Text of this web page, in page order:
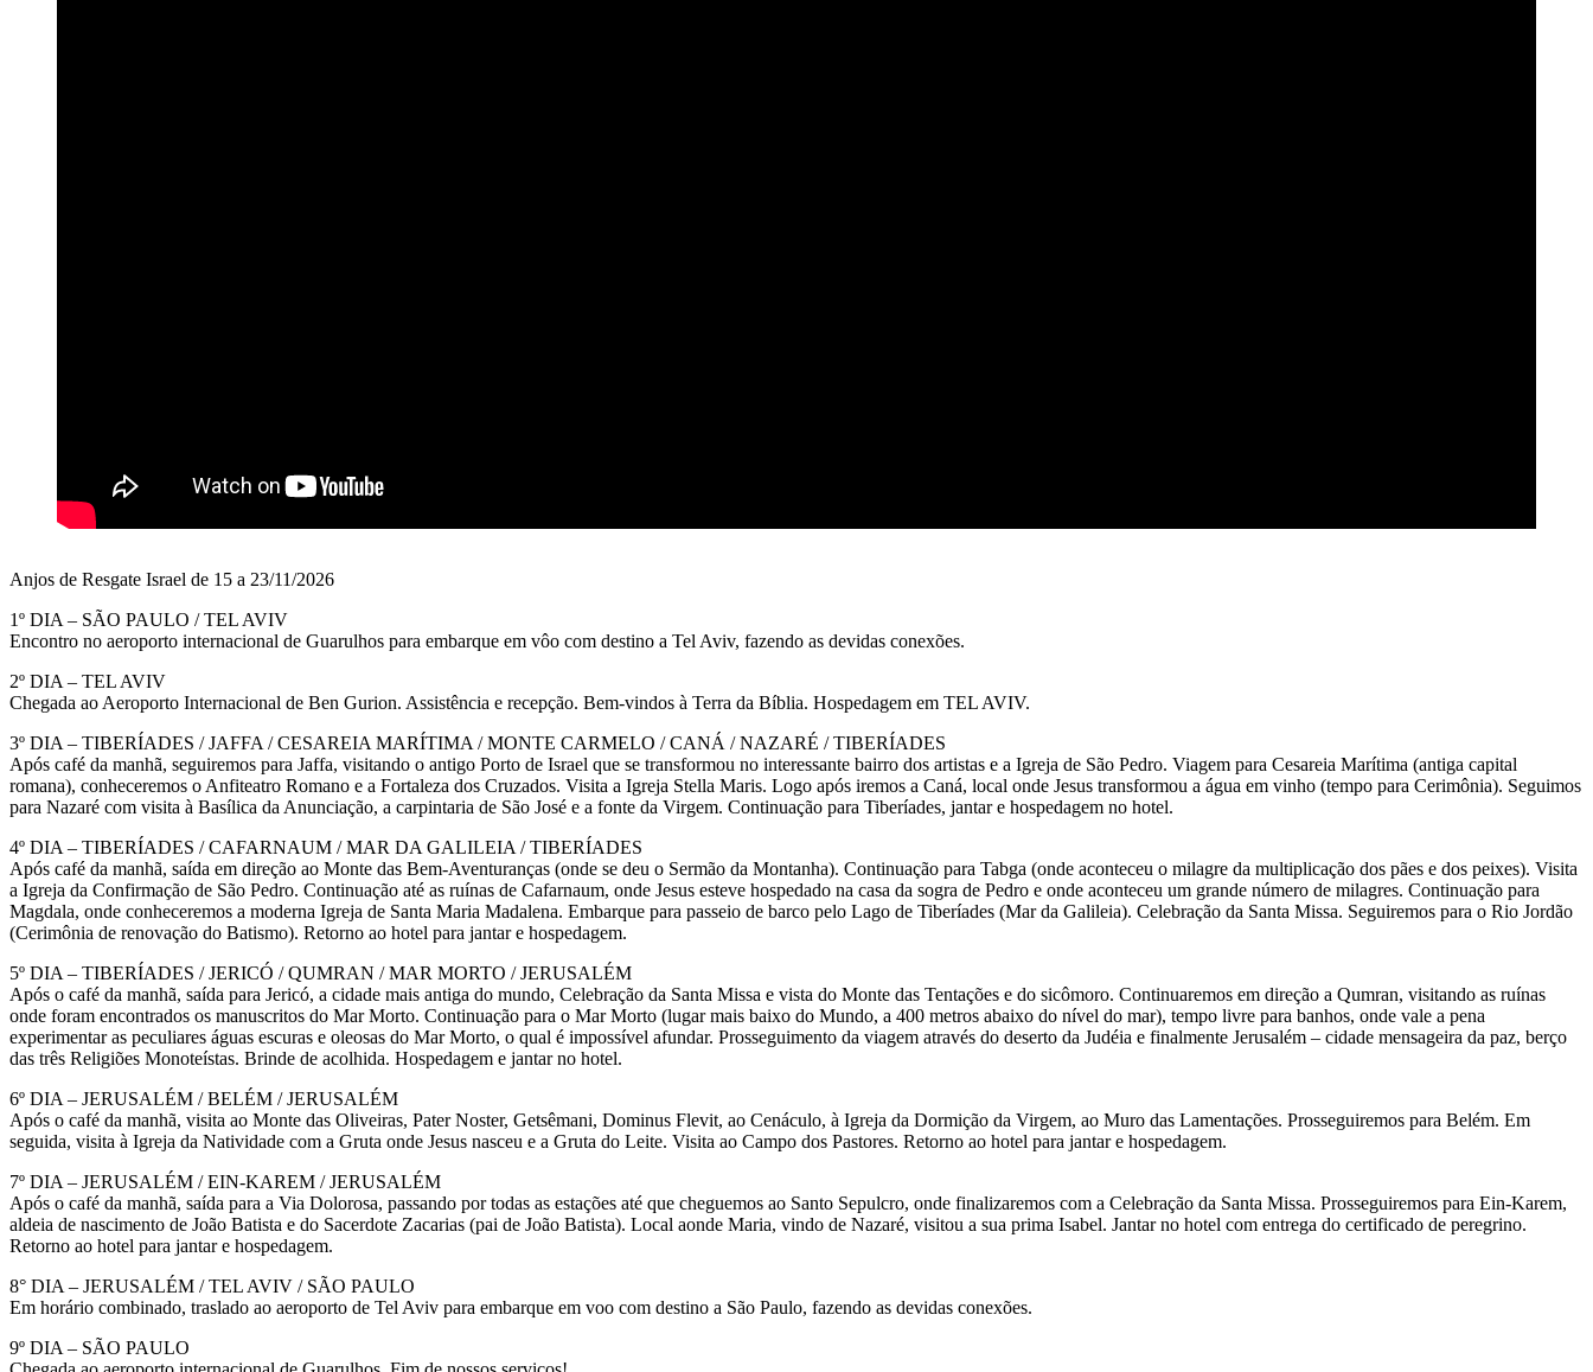
Anjos de Resgate Israel de 15 a 23/11/2026
1º DIA – SÃO PAULO / TEL AVIV
Encontro no aeroporto internacional de Guarulhos para embarque em vôo com destino a Tel Aviv, fazendo as devidas conexões.
2º DIA – TEL AVIV
Chegada ao Aeroporto Internacional de Ben Gurion. Assistência e recepção. Bem-vindos à Terra da Bíblia. Hospedagem em TEL AVIV.
3º DIA – TIBERÍADES / JAFFA / CESAREIA MARÍTIMA / MONTE CARMELO / CANÁ / NAZARÉ / TIBERÍADES
Após café da manhã, seguiremos para Jaffa, visitando o antigo Porto de Israel que se transformou no interessante bairro dos artistas e a Igreja de São Pedro. Viagem para Cesareia Marítima (antiga capital
romana), conheceremos o Anfiteatro Romano e a Fortaleza dos Cruzados. Visita a Igreja Stella Maris. Logo após iremos a Caná, local onde Jesus transformou a água em vinho (tempo para Cerimônia). Seguimos
para Nazaré com visita à Basílica da Anunciação, a carpintaria de São José e a fonte da Virgem. Continuação para Tiberíades, jantar e hospedagem no hotel.
4º DIA – TIBERÍADES / CAFARNAUM / MAR DA GALILEIA / TIBERÍADES
Após café da manhã, saída em direção ao Monte das Bem-Aventuranças (onde se deu o Sermão da Montanha). Continuação para Tabga (onde aconteceu o milagre da multiplicação dos pães e dos peixes). Visita
a Igreja da Confirmação de São Pedro. Continuação até as ruínas de Cafarnaum, onde Jesus esteve hospedado na casa da sogra de Pedro e onde aconteceu um grande número de milagres. Continuação para
Magdala, onde conheceremos a moderna Igreja de Santa Maria Madalena. Embarque para passeio de barco pelo Lago de Tiberíades (Mar da Galileia). Celebração da Santa Missa. Seguiremos para o Rio Jordão
(Cerimônia de renovação do Batismo). Retorno ao hotel para jantar e hospedagem.
5º DIA – TIBERÍADES / JERICÓ / QUMRAN / MAR MORTO / JERUSALÉM
Após o café da manhã, saída para Jericó, a cidade mais antiga do mundo, Celebração da Santa Missa e vista do Monte das Tentações e do sicômoro. Continuaremos em direção a Qumran, visitando as ruínas
onde foram encontrados os manuscritos do Mar Morto. Continuação para o Mar Morto (lugar mais baixo do Mundo, a 400 metros abaixo do nível do mar), tempo livre para banhos, onde vale a pena
experimentar as peculiares águas escuras e oleosas do Mar Morto, o qual é impossível afundar. Prosseguimento da viagem através do deserto da Judéia e finalmente Jerusalém – cidade mensageira da paz, berço
das três Religiões Monoteístas. Brinde de acolhida. Hospedagem e jantar no hotel.
6º DIA – JERUSALÉM / BELÉM / JERUSALÉM
Após o café da manhã, visita ao Monte das Oliveiras, Pater Noster, Getsêmani, Dominus Flevit, ao Cenáculo, à Igreja da Dormição da Virgem, ao Muro das Lamentações. Prosseguiremos para Belém. Em
seguida, visita à Igreja da Natividade com a Gruta onde Jesus nasceu e a Gruta do Leite. Visita ao Campo dos Pastores. Retorno ao hotel para jantar e hospedagem.
7º DIA – JERUSALÉM / EIN-KAREM / JERUSALÉM
Após o café da manhã, saída para a Via Dolorosa, passando por todas as estações até que cheguemos ao Santo Sepulcro, onde finalizaremos com a Celebração da Santa Missa. Prosseguiremos para Ein-Karem,
aldeia de nascimento de João Batista e do Sacerdote Zacarias (pai de João Batista). Local aonde Maria, vindo de Nazaré, visitou a sua prima Isabel. Jantar no hotel com entrega do certificado de peregrino.
Retorno ao hotel para jantar e hospedagem.
8° DIA – JERUSALÉM / TEL AVIV / SÃO PAULO
Em horário combinado, traslado ao aeroporto de Tel Aviv para embarque em voo com destino a São Paulo, fazendo as devidas conexões.
9º DIA – SÃO PAULO